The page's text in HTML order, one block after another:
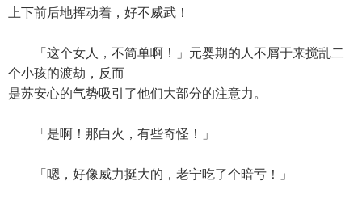
上下前后地挥动着，好不威武！
「这个女人，不简单啊！」元婴期的人不屑于来搅乱二
个小孩的渡劫，反而
是苏安心的气势吸引了他们大部分的注意力。
「是啊！那白火，有些奇怪！」
「嗯，好像威力挺大的，老宁吃了个暗亏！」